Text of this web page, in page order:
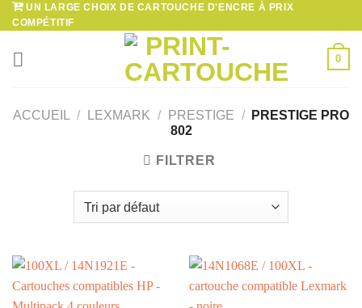
Passer
au
contenu
UN LARGE CHOIX DE CARTOUCHE D'ENCRE À PRIX
COMPÉTITIF
0
ACCUEIL / LEXMARK / PRESTIGE /
PRESTIGE PRO
802
FILTRER